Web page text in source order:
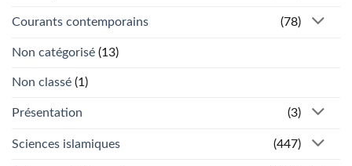
Courants contemporains (78)
Non catégorisé (13)
Non classé (1)
Présentation (3)
Sciences islamiques (447)